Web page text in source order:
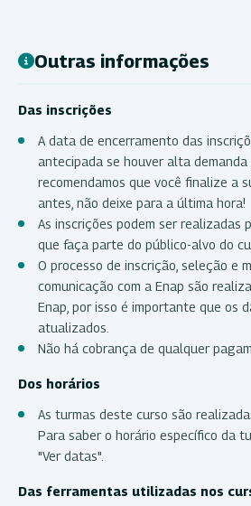
Outras informações
Das inscrições
A data de encerramento das
antecipada se houver alta demanda
recomendamos que você finalize a
antes, não deixe para a última hora!
As inscrições podem ser realizadas
que faça parte do público-alvo do
O processo de inscrição, seleção e
comunicação com a Enap são
Enap, por isso é importante que os
atualizados.
Não há cobrança de qualquer
Dos horários
As turmas deste curso são
Para saber o horário específico da
"Ver datas".
Das ferramentas utilizadas nos